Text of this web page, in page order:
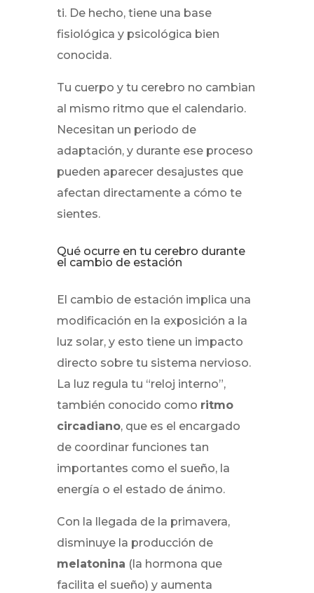
ti. De hecho, tiene una base
fisiológica y psicológica bien
conocida.
Tu cuerpo y tu cerebro no cambian
al mismo ritmo que el calendario.
Necesitan un periodo de
adaptación, y durante ese proceso
pueden aparecer desajustes que
afectan directamente a cómo te
sientes.
Qué ocurre en tu cerebro durante
el cambio de estación
El cambio de estación implica una
modificación en la exposición a la
luz solar, y esto tiene un impacto
directo sobre tu sistema nervioso.
La luz regula tu “reloj interno”,
también conocido como ritmo
circadiano, que es el encargado
de coordinar funciones tan
importantes como el sueño, la
energía o el estado de ánimo.
Con la llegada de la primavera,
disminuye la producción de
melatonina (la hormona que
facilita el sueño) y aumenta